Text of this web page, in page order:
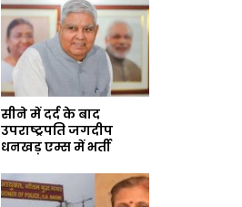
सीने में दर्द के बाद
उपराष्ट्रपति जगदीप
धनखड़ एम्स में भर्ती